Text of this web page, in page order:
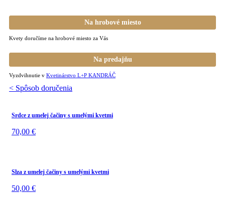
Na hrobové miesto
Kvety doručíme na hrobové miesto za Vás
Na predajňu
Vyzdvihnutie v Kvetinárstvo L+P KANDRÁČ
< Spôsob doručenia
Srdce z umelej čačiny s umelými kvetmi
70,00 €
Slza z umelej čačiny s umelými kvetmi
50,00 €